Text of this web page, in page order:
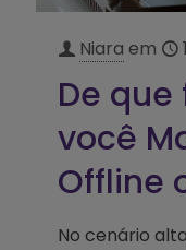
Niara em
De
você
Offline
No cenário